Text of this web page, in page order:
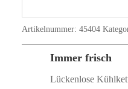
Artikelnummer: 45404
Immer frisch
Lückenlose